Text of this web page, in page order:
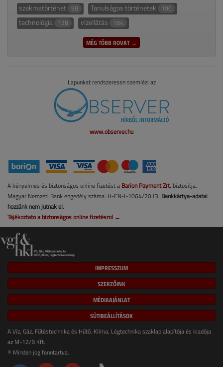
szakmatörténet 98 Tanulságos történetek 100
technológia 128 vízellátás 184
MÉG TÖBB ROVAT →
Lapunkat rendszeresen szemlézi az
www.observer.hu
A kényelmes és biztonságos online fizetést a Barion Payment Zrt. biztosítja.
Magyar Nemzeti Bank engedély száma: H-EN-I-1064/2013. Bankkártya-adatai
hozzánk nem jutnak el.
Tájékoztató a biztonságos online fizetésről →
IMPRESSZUM
SZERZŐINK
MÉDIAAJÁNLAT
SÜTIBEÁLLÍTÁSOK
A Víz, Gáz, Fűtéstechnika és Hűtő, Klíma, Légtechnika szaklap alapítója és kiadója
az M-12/B Kft.
© Minden jog fenntartva.